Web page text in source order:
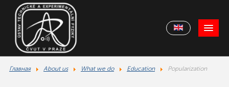
Главная About us What we do Education Popularization